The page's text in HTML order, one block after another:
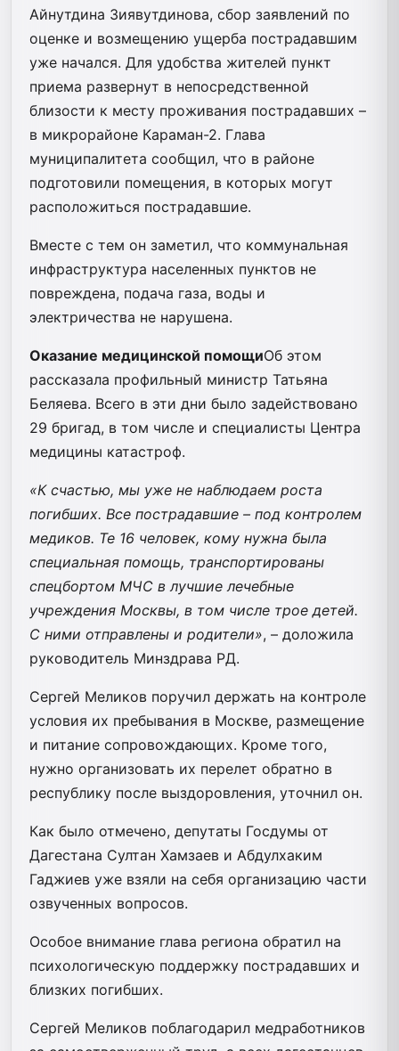
Айнутдина Зиявутдинова, сбор заявлений по
оценке и возмещению ущерба пострадавшим
уже начался. Для удобства жителей пункт
приема развернут в непосредственной
близости к месту проживания пострадавших –
в микрорайоне Караман-2. Глава
муниципалитета сообщил, что в районе
подготовили помещения, в которых могут
расположиться пострадавшие.
Вместе с тем он заметил, что коммунальная
инфраструктура населенных пунктов не
повреждена, подача газа, воды и
электричества не нарушена.
Оказание медицинской помощиОб этом
рассказала профильный министр Татьяна
Беляева. Всего в эти дни было задействовано
29 бригад, в том числе и специалисты Центра
медицины катастроф.
«К счастью, мы уже не наблюдаем роста
погибших. Все пострадавшие – под контролем
медиков. Те 16 человек, кому нужна была
специальная помощь, транспортированы
спецбортом МЧС в лучшие лечебные
учреждения Москвы, в том числе трое детей.
С ними отправлены и родители», – доложила
руководитель Минздрава РД.
Сергей Меликов поручил держать на контроле
условия их пребывания в Москве, размещение
и питание сопровождающих. Кроме того,
нужно организовать их перелет обратно в
республику после выздоровления, уточнил он.
Как было отмечено, депутаты Госдумы от
Дагестана Султан Хамзаев и Абдулхаким
Гаджиев уже взяли на себя организацию части
озвученных вопросов.
Особое внимание глава региона обратил на
психологическую поддержку пострадавших и
близких погибших.
Сергей Меликов поблагодарил медработников